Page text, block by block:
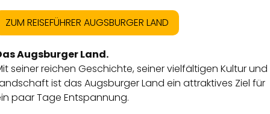
ZUM REISEFÜHRER AUGSBURGER LAND
Augsburger Land.
seiner reichen Geschichte, seiner vielfältigen Kultur und
ist das Augsburger Land ein attraktives Ziel für
paar Tage Entspannung.